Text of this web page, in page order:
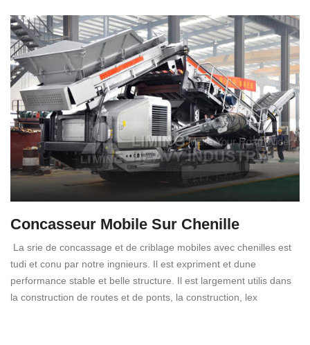
Concasseur Mobile Sur Chenille
La srie de concassage et de criblage mobiles avec chenilles est
tudi et conu par notre ingnieurs. Il est expriment et dune
performance stable et belle structure. Il est largement utilis dans
la construction de routes et de ponts, la construction, lex